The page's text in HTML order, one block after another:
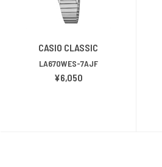
CASIO CLASSIC
LA670WES-7AJF
¥6,050